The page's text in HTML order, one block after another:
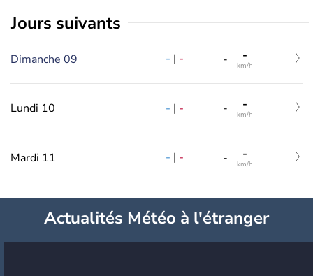
jours suivants
Dimanche 09 - | - - -
km/h
Lundi 10 - | - - -
km/h
Mardi 11 - | - - -
km/h
Actualités Météo à l'étranger